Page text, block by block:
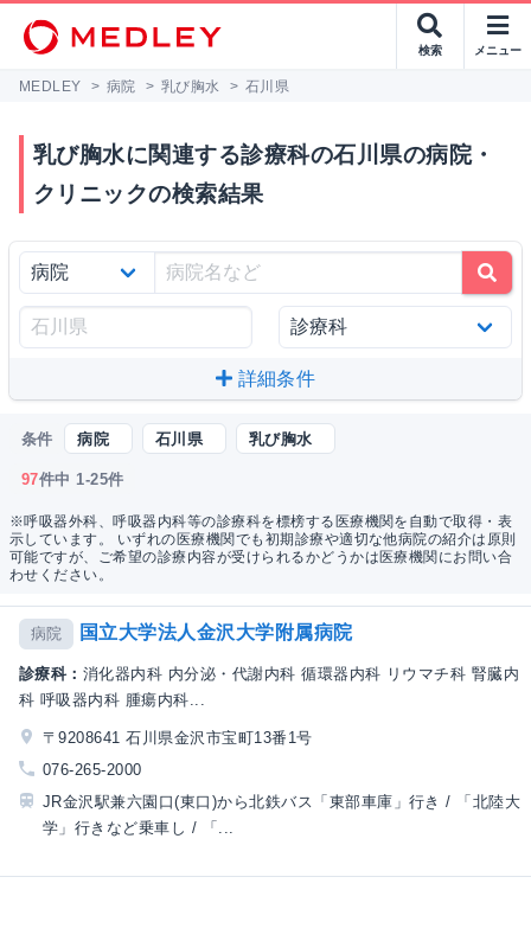
検索 メニュー
MEDLEY > 病院 > 乳び胸水 > 石川県
乳び胸水に関連する診療科の石川県の病院・
クリニックの検索結果
詳細条件
条件 病院 石川県 乳び胸水
97件中 1-25件
※呼吸器外科、呼吸器内科等の診療科を標榜する医療機関を自動で取得・表
示しています。 いずれの医療機関でも初期診療や適切な他病院の紹介は原則
可能ですが、ご希望の診療内容が受けられるかどうかは医療機関にお問い合
わせください。
病院 国立大学法人金沢大学附属病院
診療科： 消化器内科 内分泌・代謝内科 循環器内科 リウマチ科 腎臓内
科 呼吸器内科 腫瘍内科...
〒9208641 石川県金沢市宝町13番1号
076-265-2000
JR金沢駅兼六園口(東口)から北鉄バス「東部車庫」行き / 「北陸大
学」行きなど乗車し / 「...